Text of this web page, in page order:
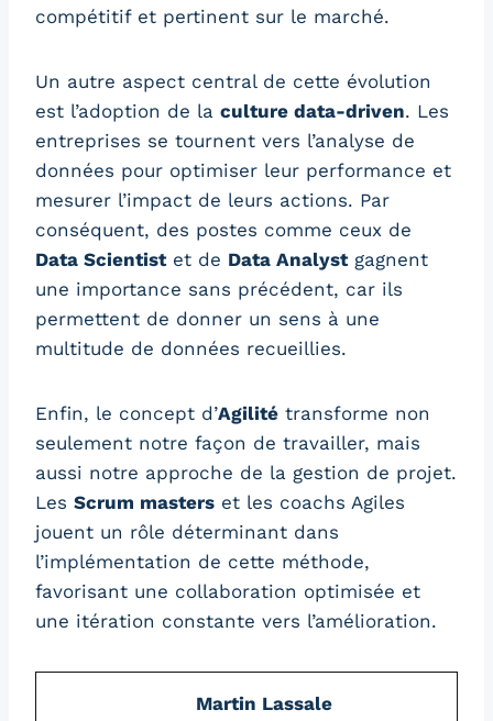
compétitif et pertinent sur le marché.
Un autre aspect central de cette évolution
est l’adoption de la culture data-driven. Les
entreprises se tournent vers l’analyse de
données pour optimiser leur performance et
mesurer l’impact de leurs actions. Par
conséquent, des postes comme ceux de
Data Scientistet de Data Analystgagnent
une importance sans précédent, car ils
permettent de donner un sens à une
multitude de données recueillies.
Enfin, le concept d’Agilité transforme non
seulement notre façon de travailler, mais
aussi notre approche de la gestion de projet.
Les Scrum masters et les coachs Agiles
jouent un rôle déterminant dans
l’implémentation de cette méthode,
favorisant une collaboration optimisée et
une itération constante vers l’amélioration.
Martin Lassale